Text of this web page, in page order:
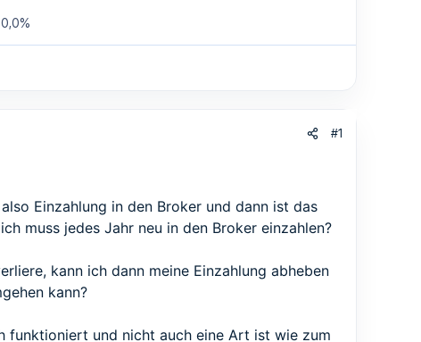
0,0%
#1
Einzahlung in den Broker und dann ist das
muss jedes Jahr neu in den Broker einzahlen?
kann ich dann meine Einzahlung abheben
kann?
funktioniert und nicht auch eine Art ist wie zum